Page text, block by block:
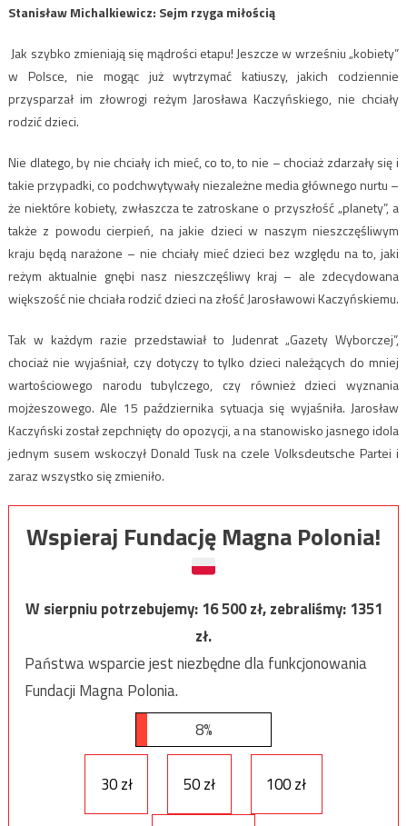
Stanisław Michalkiewicz: Sejm rzyga miłością
Jak szybko zmieniają się mądrości etapu! Jeszcze w wrześniu „kobiety”
w Polsce, nie mogąc już wytrzymać katiuszy, jakich codziennie
przysparzał im złowrogi reżym Jarosława Kaczyńskiego, nie chciały
rodzić dzieci.
Nie dlatego, by nie chciały ich mieć, co to, to nie – chociaż zdarzały się i
takie przypadki, co podchwytywały niezależne media głównego nurtu –
że niektóre kobiety, zwłaszcza te zatroskane o przyszłość „planety”, a
także z powodu cierpień, na jakie dzieci w naszym nieszczęśliwym
kraju będą narażone – nie chciały mieć dzieci bez względu na to, jaki
reżym aktualnie gnębi nasz nieszczęśliwy kraj – ale zdecydowana
większość nie chciała rodzić dzieci na złość Jarosławowi Kaczyńskiemu.
Tak w każdym razie przedstawiał to Judenrat „Gazety Wyborczej”,
chociaż nie wyjaśniał, czy dotyczy to tylko dzieci należących do mniej
wartościowego narodu tubylczego, czy również dzieci wyznania
mojżeszowego. Ale 15 października sytuacja się wyjaśniła. Jarosław
Kaczyński został zepchnięty do opozycji, a na stanowisko jasnego idola
jednym susem wskoczył Donald Tusk na czele Volksdeutsche Partei i
zaraz wszystko się zmieniło.
Wspieraj Fundację Magna Polonia!
W sierpniu potrzebujemy:16 500zł, zebraliśmy:1351
zł.
Państwa wsparcie jest niezbędne dla funkcjonowania
Fundacji Magna Polonia.
8%
30 zł 50 zł 100 zł